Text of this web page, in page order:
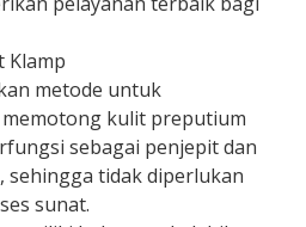
Klamp
metode untuk
kulit preputium
sebagai penjepit dan
sehingga tidak diperlukan
sunat.